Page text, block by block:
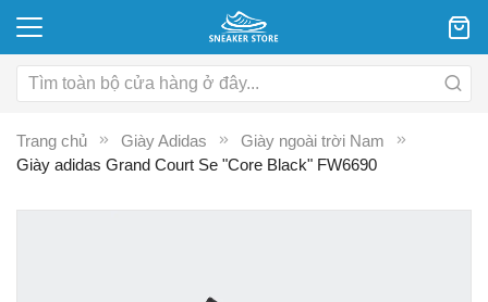
Trang chủ Giày Adidas
Giày ngoài trời Nam
Giày adidas Grand Court Se "Core Black" FW6690